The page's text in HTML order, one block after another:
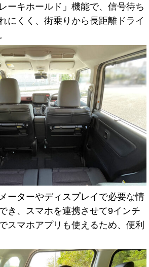
ーキホールド」機能で、信号待ち
にくく、街乗りから長距離ドライ
ーターやディスプレイで必要な情
き、スマホを連携させて9インチ
スマホアプリも使えるため、便利